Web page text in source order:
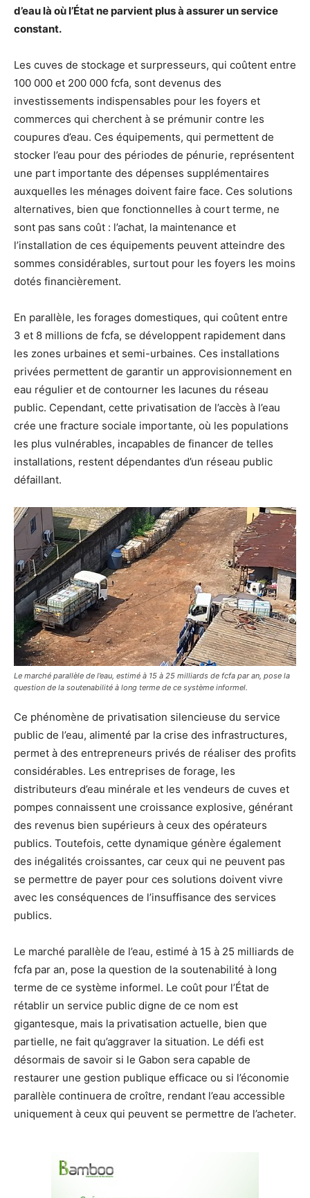
d’eau là où l’État ne parvient plus à assurer un service
constant.
Les cuves de stockage et surpresseurs, qui coûtent entre
100 000 et 200 000 fcfa, sont devenus des
investissements indispensables pour les foyers et
commerces qui cherchent à se prémunir contre les
coupures d’eau. Ces équipements, qui permettent de
stocker l’eau pour des périodes de pénurie, représentent
une part importante des dépenses supplémentaires
auxquelles les ménages doivent faire face. Ces solutions
alternatives, bien que fonctionnelles à court terme, ne
sont pas sans coût : l’achat, la maintenance et
l’installation de ces équipements peuvent atteindre des
sommes considérables, surtout pour les foyers les moins
dotés financièrement.
En parallèle, les forages domestiques, qui coûtent entre
3 et 8 millions de fcfa, se développent rapidement dans
les zones urbaines et semi-urbaines. Ces installations
privées permettent de garantir un approvisionnement en
eau régulier et de contourner les lacunes du réseau
public. Cependant, cette privatisation de l’accès à l’eau
crée une fracture sociale importante, où les populations
les plus vulnérables, incapables de financer de telles
installations, restent dépendantes d’un réseau public
défaillant.
Le marché parallèle de l’eau, estimé à 15 à 25 milliards de fcfa par an, pose la
question de la soutenabilité à long terme de ce système informel.
Ce phénomène de privatisation silencieuse du service
public de l’eau, alimenté par la crise des infrastructures,
permet à des entrepreneurs privés de réaliser des profits
considérables. Les entreprises de forage, les
distributeurs d’eau minérale et les vendeurs de cuves et
pompes connaissent une croissance explosive, générant
des revenus bien supérieurs à ceux des opérateurs
publics. Toutefois, cette dynamique génère également
des inégalités croissantes, car ceux qui ne peuvent pas
se permettre de payer pour ces solutions doivent vivre
avec les conséquences de l’insuffisance des services
publics.
Le marché parallèle de l’eau, estimé à 15 à 25 milliards de
fcfa par an, pose la question de la soutenabilité à long
terme de ce système informel. Le coût pour l’État de
rétablir un service public digne de ce nom est
gigantesque, mais la privatisation actuelle, bien que
partielle, ne fait qu’aggraver la situation. Le défi est
désormais de savoir si le Gabon sera capable de
restaurer une gestion publique efficace ou si l’économie
parallèle continuera de croître, rendant l’eau accessible
uniquement à ceux qui peuvent se permettre de l’acheter.